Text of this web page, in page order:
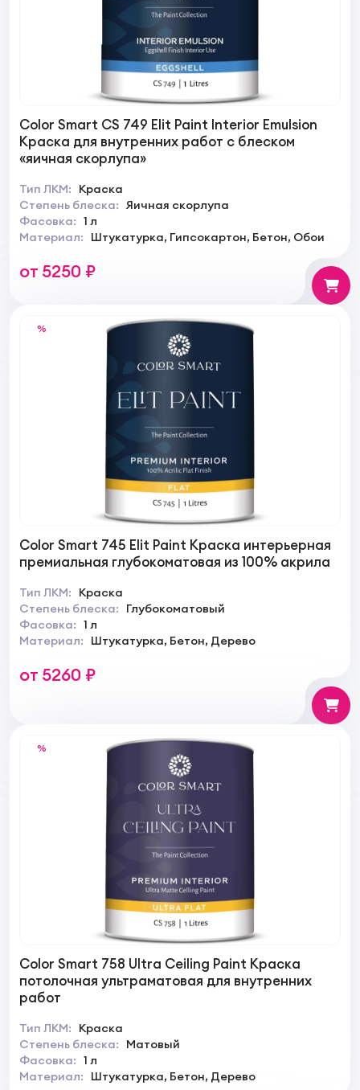
Color Smart CS 749 Elit Paint Interior Emulsion
Краска для внутренних работ с блеском
«яичная скорлупа»
Тип ЛКМ:
Краска
Степень блеска: Яичная скорлупа
Фасовка: 1 л
Материал:
Штукатурка, Гипсокартон, Бетон, Обои
от 5250 ₽
%
Color Smart 745 Elit Paint Краска интерьерная
премиальная глубокоматовая из 100% акрила
Тип ЛКМ:
Краска
Степень блеска:
Глубокоматовый
Фасовка: 1 л
Материал:
Штукатурка, Бетон, Дерево
от 5260 ₽
%
Color Smart 758 Ultra Ceiling Paint Краска
потолочная ультраматовая для внутренних
работ
Тип ЛКМ:
Краска
Степень блеска:
Матовый
Фасовка: 1 л
Материал:
Штукатурка, Бетон, Дерево